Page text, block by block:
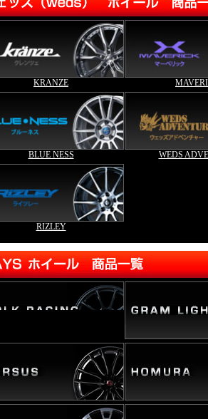
KRANZE
BLUE NESS WEDS
RIZLEY